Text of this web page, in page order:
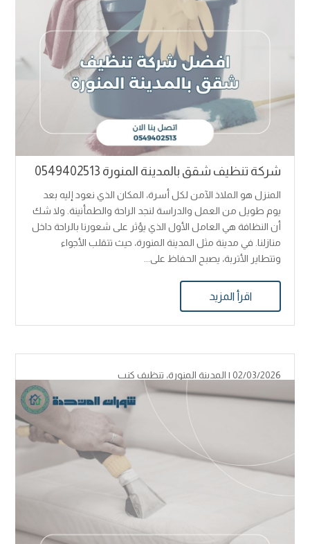
شركة تنظيف شقق بالمدينة المنورة 0549402513
المنزل هو الملاذ الآمن لكل أسرة، المكان الذي نعود إليه بعد
يوم طويل من العمل والدراسة لنجد الراحة والطمأنينة. ولا شك
أن النظافة هي العامل الأول الذي يؤثر على شعورنا بالراحة داخل
منازلنا. في مدينة مثل المدينة المنورة، حيث تتقلب الأجواء
وتتطاير الأتربة، يصبح الحفاظ على...
اقرأ المزيد
02/03/2026 | المدينة المنورة، تنظيف كنب